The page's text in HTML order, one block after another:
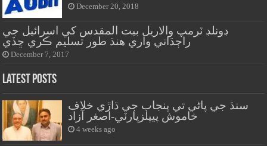
December 20, 2018
ڊونلڊ ٽرمپ والاريل بيت المقدس کي اسرائيل جي
راڄڌاني واري هنڌ طور تسليم ڪري ڇڏي
December 7, 2017
Latest Posts
سنڌ جي پاڻي تي پنجاب جي ڌاڙي خلاف
خاموش پيپلزپارٽي-اصغر آزاد
4 weeks ago